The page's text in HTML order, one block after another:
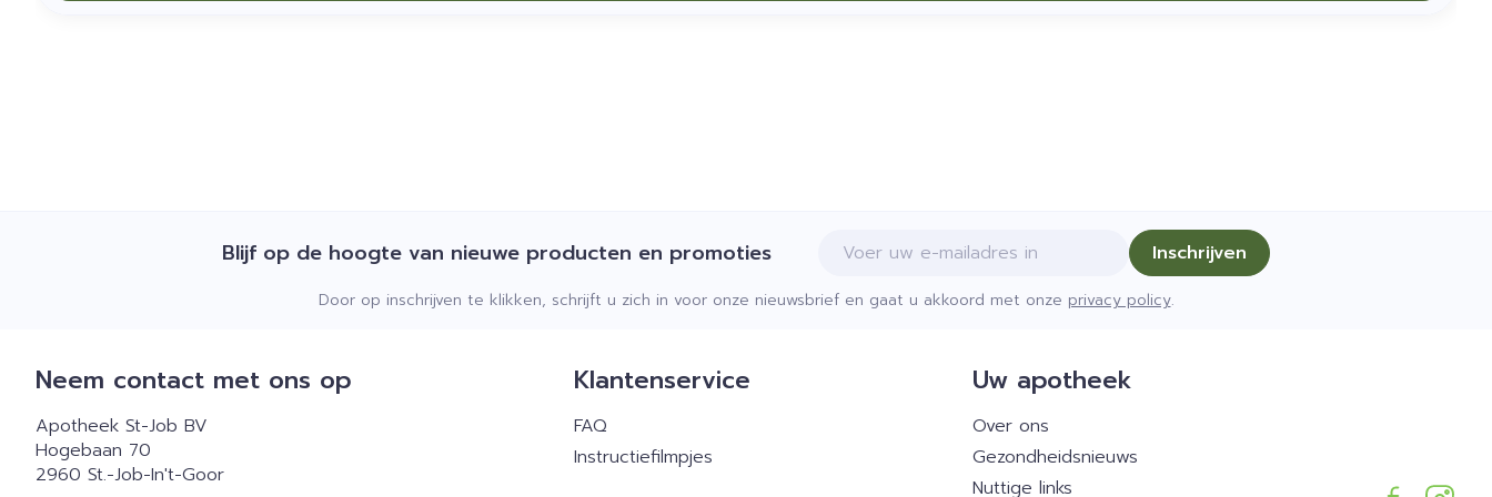
Blijf op de hoogte van nieuwe producten en promoties Inschrijven
Door op inschrijven te klikken, schrijft u zich in voor onze nieuwsbrief en gaat u akkoord met onze privacy policy.
Neem contact met ons op
Apotheek St-Job BV
Hogebaan 70
2960 St.-Job-In't-Goor
Klantenservice
FAQ
Instructiefilmpjes
Uw apotheek
Over ons
Gezondheidsnieuws
Nuttige links